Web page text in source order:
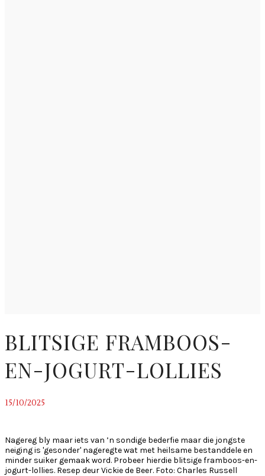
BLITSIGE FRAMBOOS-
EN-JOGURT-LOLLIES
15/10/2025
Nagereg bly maar iets van ’n sondige bederfie maar die jongste
neiging is 'gesonder' nageregte wat met heilsame bestanddele en
minder suiker gemaak word. Probeer hierdie blitsige framboos-en-
jogurt-lollies. Resep deur Vickie de Beer. Foto: Charles Russell